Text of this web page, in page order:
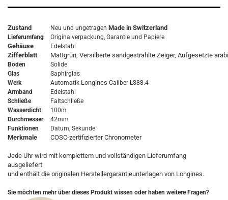
Zustand Neu und ungetragen Made in Switzerland
Lieferumfang Originalverpackung, Garantie und Papiere
Gehäuse Edelstahl
Zifferblatt Mattgrün, Versilberte sandgestrahlte Zeiger, Aufgesetzte
Boden
Solide
Glas
Saphirglas
Werk
Automatik Longines Caliber L888.4
Armband
Edelstahl
Schließe
Faltschließe
Wasserdicht
100m
Durchmesser
42mm
Funktionen
Datum, Sekunde
Merkmale COSC-zertifizierter Chronometer
Jede Uhr wird mit komplettem und vollständigen Lieferumfang
ausgeliefert
und enthält die originalen Herstellergarantieunterlagen von Longines.
Sie möchten mehr über dieses Produkt wissen oder haben weitere Fragen?